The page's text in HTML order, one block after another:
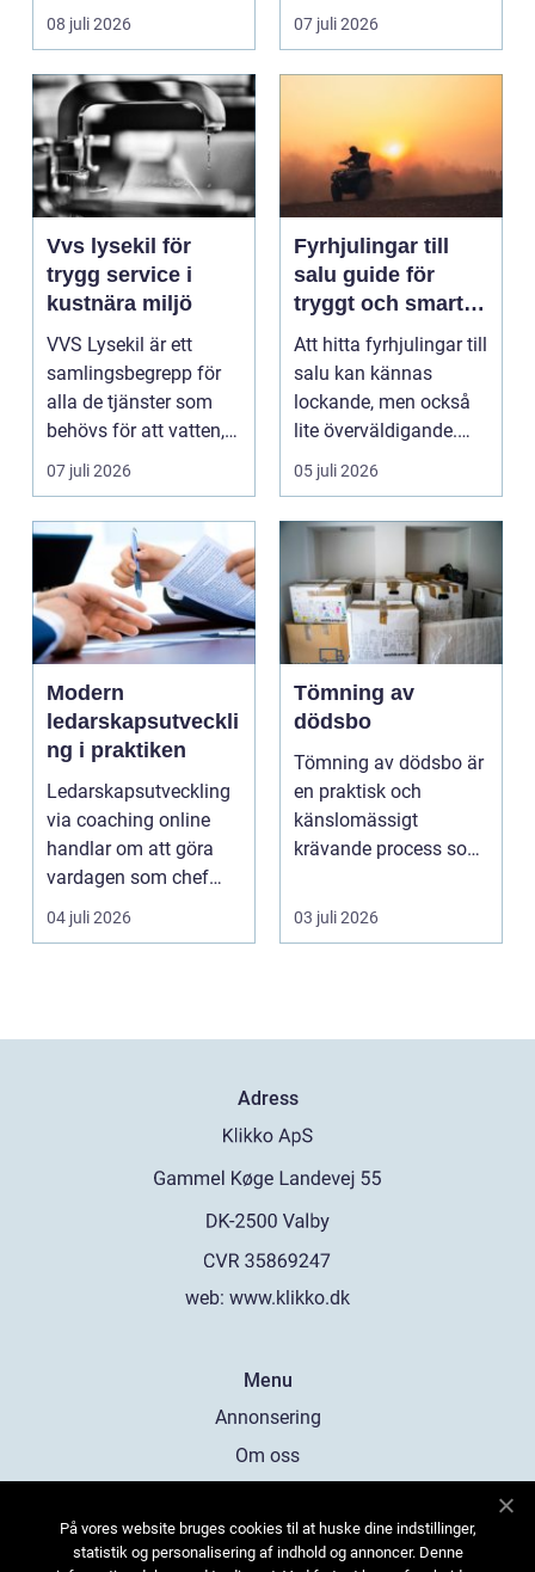
08 juli 2026
ladda hemma på ett
säk...
07 juli 2026
Vvs lysekil för
trygg service i
kustnära miljö
VVS Lysekil är ett
samlingsbegrepp för
alla de tjänster som
behövs för att vatten,
värme och avlopp ...
07 juli 2026
Fyrhjulingar till
salu guide för
tryggt och smart
köp
Att hitta fyrhjulingar till
salu kan kännas
lockande, men också
lite överväldigande.
Utbudet är stor...
05 juli 2026
Modern
ledarskapsutveckli
ng i praktiken
Ledarskapsutveckling
via coaching online
handlar om att göra
vardagen som chef
både mer h...
04 juli 2026
Tömning av
dödsbo
Tömning av dödsbo är
en praktisk och
känslomässigt
krävande process som
gång ell...
03 juli 2026
Adress
web: www.klikko.dk
Menu
Annonsering
Om oss
Kontakta oss
På vores website bruges cookies til at huske dine indstillinger,
statistik og personalisering af indhold og annoncer. Denne